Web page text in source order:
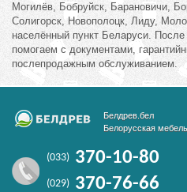
Могилёв, Бобруйск, Барановичи,
Солигорск, Новополоцк, Лиду,
населённый пункт Беларуси. После
помогаем с документами,
послепродажным обслуживанием.
Белдрев.бел
Белорусская
(033) 370-10-80
(029) 370-76-66